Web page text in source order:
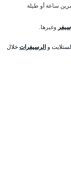
ساعة أو طيلة
وغيرها.
و الرسيفراتخلال